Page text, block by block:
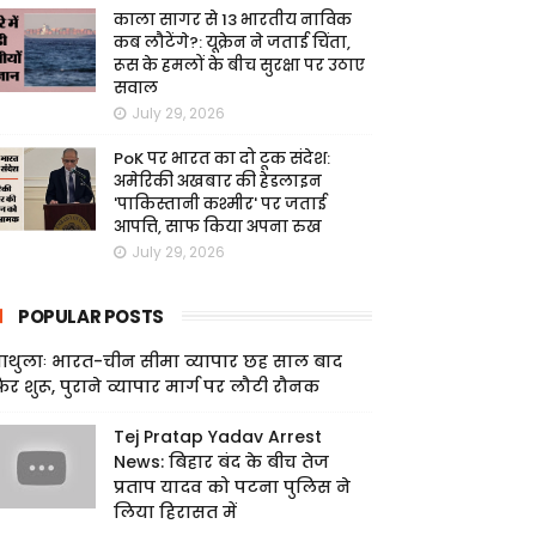
काला सागर से 13 भारतीय नाविक
कब लौटेंगे?: यूक्रेन ने जताई चिंता,
रूस के हमलों के बीच सुरक्षा पर उठाए
सवाल
July 29, 2026
PoK पर भारत का दो टूक संदेश:
अमेरिकी अखबार की हेडलाइन
'पाकिस्तानी कश्मीर' पर जताई
आपत्ति, साफ किया अपना रुख
July 29, 2026
POPULAR POSTS
भारत-चीन सीमा व्यापार छह साल बाद
शुरू, पुराने व्यापार मार्ग पर लौटी रौनक
Tej Pratap Yadav Arrest
News: बिहार बंद के बीच तेज
प्रताप यादव को पटना पुलिस ने
लिया हिरासत में